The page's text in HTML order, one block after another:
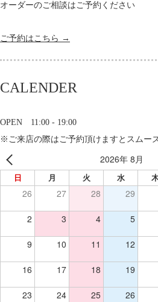
オーダーのご相談はご予約ください
ご予約はこちら →
CALENDER
OPEN 11:00 - 19:00
※ご来店の際はご予約頂けますとスムー
2026年 8月
日 月 火 水
26 27 28 29
2 3 4 5
9 10 11 12
16 17 18 19
23 24 25 26